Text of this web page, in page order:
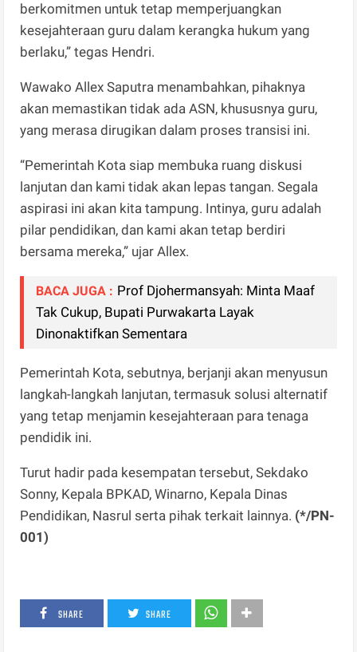
berkomitmen untuk tetap memperjuangkan
kesejahteraan guru dalam kerangka hukum yang
berlaku,” tegas Hendri.
Wawako Allex Saputra menambahkan, pihaknya
akan memastikan tidak ada ASN, khususnya guru,
yang merasa dirugikan dalam proses transisi ini.
“Pemerintah Kota siap membuka ruang diskusi
lanjutan dan kami tidak akan lepas tangan. Segala
aspirasi ini akan kita tampung. Intinya, guru adalah
pilar pendidikan, dan kami akan tetap berdiri
bersama mereka,” ujar Allex.
BACA JUGA : Prof Djohermansyah: Minta Maaf
Tak Cukup, Bupati Purwakarta Layak
Dinonaktifkan Sementara
Pemerintah Kota, sebutnya, berjanji akan menyusun
langkah-langkah lanjutan, termasuk solusi alternatif
yang tetap menjamin kesejahteraan para tenaga
pendidik ini.
Turut hadir pada kesempatan tersebut, Sekdako
Sonny, Kepala BPKAD, Winarno, Kepala Dinas
Pendidikan, Nasrul serta pihak terkait lainnya. (*/PN-
001)
SHARE SHARE